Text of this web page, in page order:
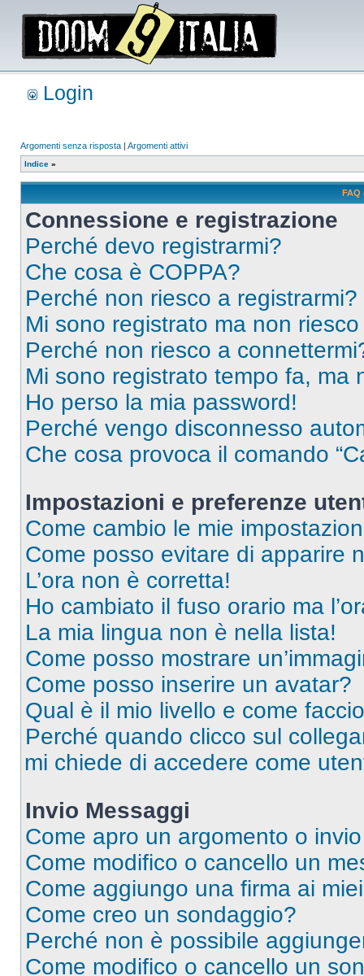
Login
Argomenti senza risposta | Argomenti attivi
Indice »
FAQ
Connessione e registrazione
Perché devo registrarmi?
Che cosa è COPPA?
Perché non riesco a registrarmi?
Mi sono registrato ma non
Perché non riesco a
Mi sono registrato tempo fa, ma
Ho perso la mia password!
Perché vengo disconnesso
Che cosa provoca il comando
Impostazioni e preferenze
Come cambio le mie
Come posso evitare di apparire
L’ora non è corretta!
Ho cambiato il fuso orario ma
La mia lingua non è nella lista!
Come posso mostrare
Come posso inserire un avatar?
Qual è il mio livello e come
Perché quando clicco sul
mi chiede di accedere come
Invio Messaggi
Come apro un argomento o
Come modifico o cancello un
Come aggiungo una firma ai
Come creo un sondaggio?
Perché non è possibile
Come modifico o cancello un